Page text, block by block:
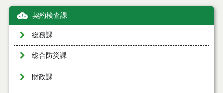
契約検査課
総務課
総合防災課
財政課